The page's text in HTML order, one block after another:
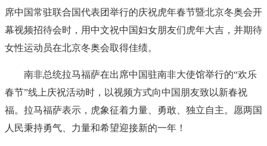
席中国常驻联合国代表团举行的庆祝虎年春节暨北京冬奥会开
幕视频招待会时，用中文祝中国妇女朋友们虎年大吉，并期待
女性运动员在北京冬奥会取得佳绩。
南非总统拉马福萨在出席中国驻南非大使馆举行的“欢乐
春节”线上庆祝活动时，以视频方式向中国朋友致以新春祝
福。拉马福萨表示，虎象征着力量、勇敢、独立自主。愿两国
人民秉持勇气、力量和希望迎接新的一年！